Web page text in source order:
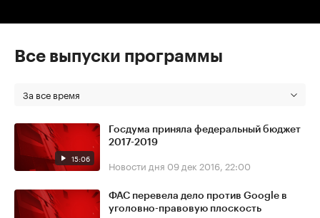
Все выпуски программы
За все время
15:06
Госдума приняла федеральный бюджет
2017-2019
Новости дня 09 дек 2016, 22:00
ФАС перевела дело против Google в
уголовно-правовую плоскость